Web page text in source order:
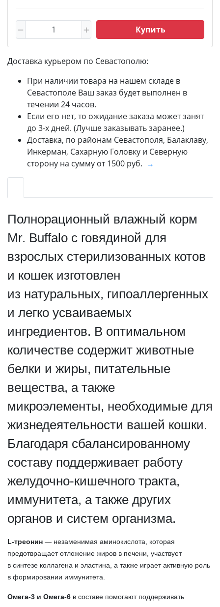
Купить
Доставка курьером по Севастополю:
При наличии товара на нашем складе в
Севастополе Ваш заказ будет выполнен в
течении 24 часов.
Если его нет, то ожидание заказа может занят
до 3-х дней. (Лучше заказывать заранее.)
Доставка, по районам Севастополя, Балаклаву,
Инкерман, Сахарную Головку и Северную
сторону на сумму от 1500 руб. →
Полнорационный влажный корм
Mr. Buffalo с говядиной для
взрослых стерилизованных котов
и кошек изготовлен
из натуральных, гипоаллергенных
и легко усваиваемых
ингредиентов. В оптимальном
количестве содержит животные
белки и жиры, питательные
вещества, а также
микроэлементы, необходимые для
жизнедеятельности вашей кошки.
Благодаря сбалансированному
составу поддерживает работу
желудочно-кишечного тракта,
иммунитета, а также других
органов и систем организма.
L-треонин — незаменимая аминокислота, которая
предотвращает отложение жиров в печени, участвует
в синтезе коллагена и эластина, а также играет активную роль
в формировании иммунитета.
Омега-3 и Омега-6 в составе помогают поддерживать